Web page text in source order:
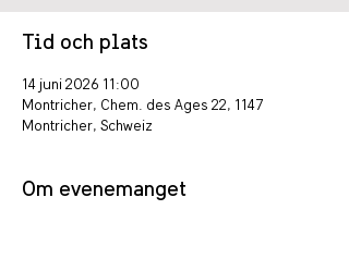
Tid och plats
14 juni 2026 11:00
Montricher, Chem. des Ages 22, 1147
Montricher, Schweiz
Om evenemanget